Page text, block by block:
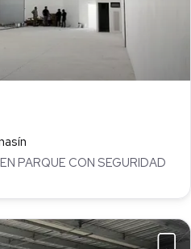
PARQUE CON SEGURIDAD